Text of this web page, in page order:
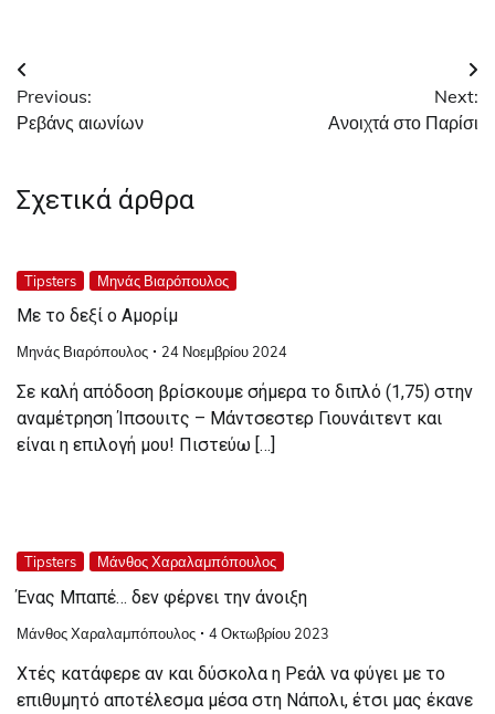
Πλοήγηση
άρθρων
Previous:
Ρεβάνς αιωνίων
Next:
Ανοιχτά στο Παρίσι
Σχετικά άρθρα
Tipsters Μηνάς Βιαρόπουλος
Με το δεξί ο Αμορίμ
Μηνάς Βιαρόπουλος 24 Νοεμβρίου 2024
Σε καλή απόδοση βρίσκουμε σήμερα το διπλό (1,75) στην
αναμέτρηση Ίπσουιτς – Μάντσεστερ Γιουνάιτεντ και
είναι η επιλογή μου! Πιστεύω […]
Tipsters Μάνθος Χαραλαμπόπουλος
Ένας Μπαπέ… δεν φέρνει την άνοιξη
Μάνθος Χαραλαμπόπουλος 4 Οκτωβρίου 2023
Χτές κατάφερε αν και δύσκολα η Ρεάλ να φύγει με το
επιθυμητό αποτέλεσμα μέσα στη Νάπολι, έτσι μας έκανε